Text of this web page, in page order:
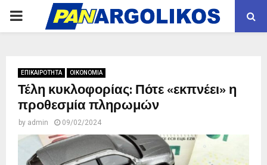
PRIMARY
ΕΠΙΚΑΙΡΟΤΗΤΑ ΟΙΚΟΝΟΜΙΑ
Τέλη κυκλοφορίας: Πότε «εκπνέει» η
προθεσμία πληρωμών
by admin 09/02/2024